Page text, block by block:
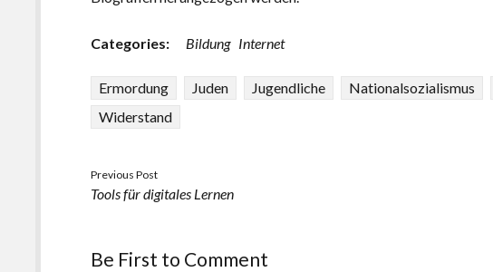
Categories: Bildung Internet
Ermordung Juden Jugendliche Nationalsozialismus
Widerstand
Previous Post
Tools für digitales Lernen
Be First to Comment